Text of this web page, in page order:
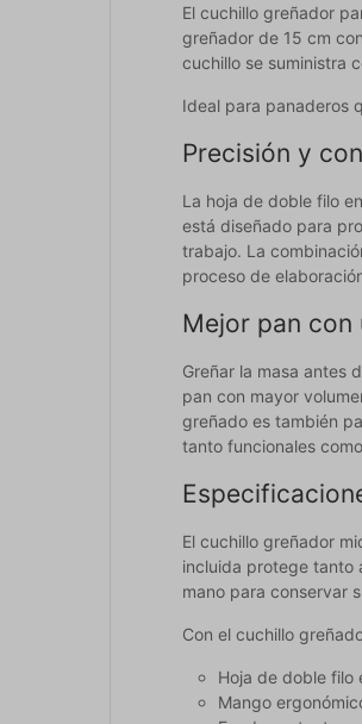
El cuchillo greñador
greñador de 15 cm
cuchillo se suministra
Ideal para panaderos
Precisión y
La hoja de doble filo
está diseñado para
trabajo. La
proceso de
Mejor pan
Greñar la masa antes
pan con mayor
greñado es también
tanto funcionales
El cuchillo greñador
incluida protege tanto
mano para conservar
Con el cuchillo
Hoja de doble filo
Mango